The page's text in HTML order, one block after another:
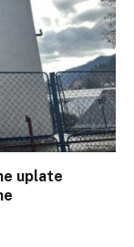
uplate